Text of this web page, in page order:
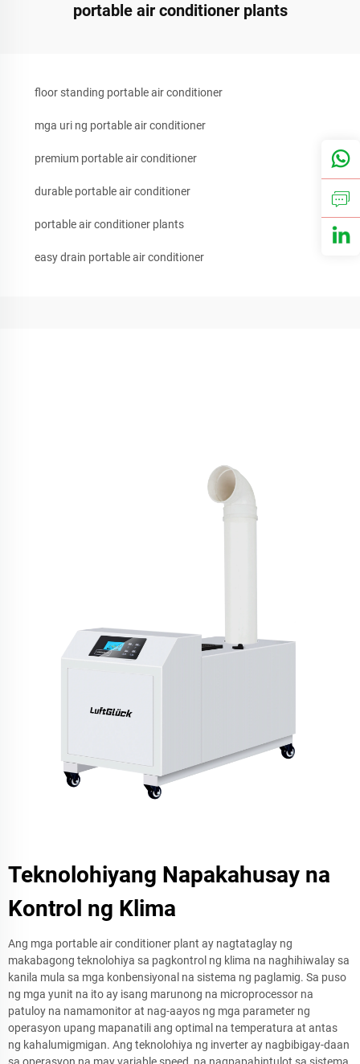
portable air conditioner plants
floor standing portable air conditioner
mga uri ng portable air conditioner
premium portable air conditioner
durable portable air conditioner
portable air conditioner plants
easy drain portable air conditioner
Teknolohiyang Napakahusay na
Kontrol ng Klima
Ang mga portable air conditioner plant ay nagtataglay ng
makabagong teknolohiya sa pagkontrol ng klima na naghihiwalay sa
kanila mula sa mga konbensiyonal na sistema ng paglamig. Sa puso
ng mga yunit na ito ay isang marunong na microprocessor na
patuloy na namamonitor at nag-aayos ng mga parameter ng
operasyon upang mapanatili ang optimal na temperatura at antas
ng kahalumigmigan. Ang teknolohiya ng inverter ay nagbibigay-daan
sa operasyon na may variable speed, na nagpapahintulot sa sistema